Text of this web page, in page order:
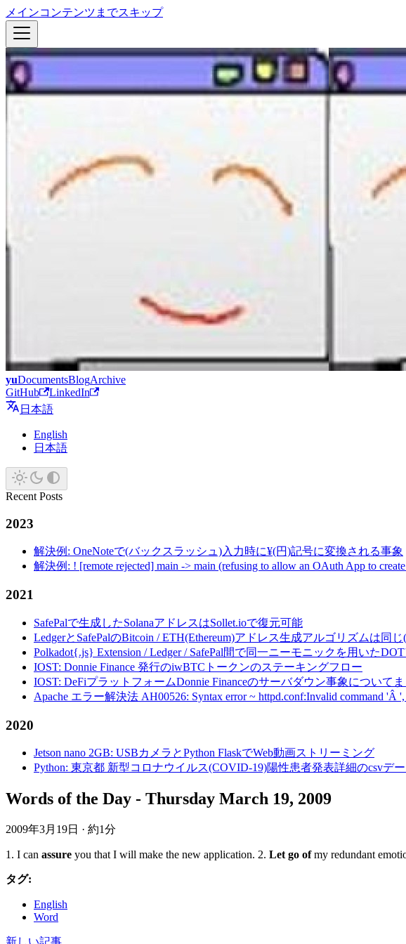
メインコンテンツまでスキップ
yuDocumentsBlogArchive
GitHub
LinkedIn
日本語
English
日本語
Recent Posts
2023
解決例: OneNoteで(バックスラッシュ)入力時に¥(円)記号に変換される事象
解決例: ! [remote rejected] main -> main (refusing to allow an OAuth App to
2021
SafePalで生成したSolanaアドレスはSollet.ioで復元可能
LedgerとSafePalのBitcoin / ETH(Ethereum)アドレス生成アルゴリズムは同じ
Polkadot{.js} Extension / Ledger / SafePal間で同一ニーモニックを用いた
IOST: Donnie Finance 発行のiwBTCトークンのステーキングフロー
IOST: DeFiプラットフォームDonnie Financeのサーバダウン事象について
Apache エラー解決法 AH00526: Syntax error ~ httpd.conf:Invalid command 'Â
2020
Jetson nano 2GB: USBカメラとPython FlaskでWeb動画ストリーミング
Python: 東京都 新型コロナウイルス(COVID-19)陽性患者発表詳細のcsvデ
Words of the Day - Thursday March 19, 2009
2009年3月19日 · 約1分
1. I can assure you that I will make the new application. 2. Let go ofmy redundant
タグ:
English
Word